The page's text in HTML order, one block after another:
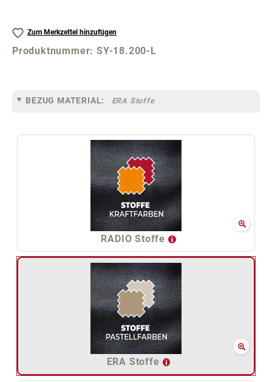
Zum Merkzettel hinzufügen
Produktnummer:SY-18.200-L
BEZUG MATERIAL: ERA Stoffe
RADIO Stoffe
ERA Stoffe